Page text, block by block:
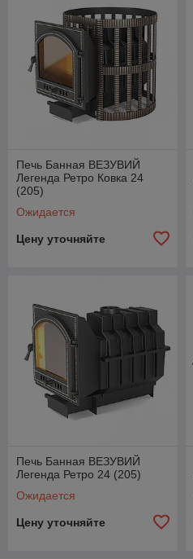
Печь Банная ВЕЗУВИЙ
Легенда Ретро Ковка 24
(205)
Ожидается
Цену уточняйте
Печь Банная ВЕЗУВИЙ
Легенда Ретро 24 (205)
Ожидается
Цену уточняйте